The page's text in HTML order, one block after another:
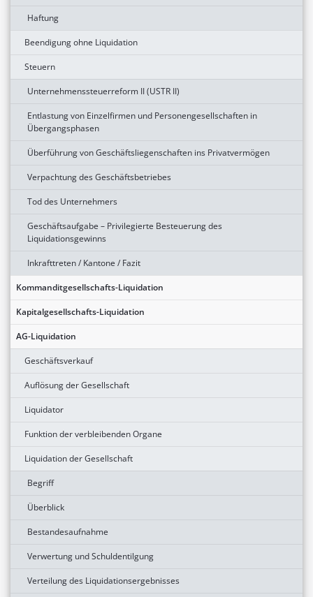
Haftung
Beendigung ohne Liquidation
Steuern
Unternehmenssteuerreform II (USTR II)
Entlastung von Einzelfirmen und Personengesellschaften in
Übergangsphasen
Überführung von Geschäftsliegenschaften ins Privatvermögen
Verpachtung des Geschäftsbetriebes
Tod des Unternehmers
Geschäftsaufgabe – Privilegierte Besteuerung des
Liquidationsgewinns
Inkrafttreten / Kantone / Fazit
Kommanditgesellschafts-Liquidation
Kapitalgesellschafts-Liquidation
AG-Liquidation
Geschäftsverkauf
Auflösung der Gesellschaft
Liquidator
Funktion der verbleibenden Organe
Liquidation der Gesellschaft
Begriff
Überblick
Bestandesaufnahme
Verwertung und Schuldentilgung
Verteilung des Liquidationsergebnisses